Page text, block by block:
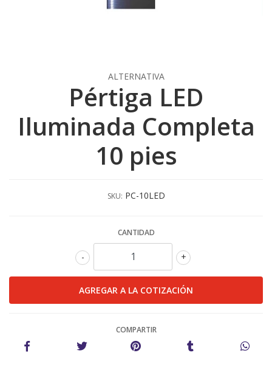
ALTERNATIVA
Pértiga LED
Iluminada Completa
10 pies
SKU: PC-10LED
CANTIDAD
+
-
COMPARTIR